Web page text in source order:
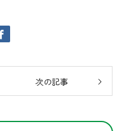
次の記事